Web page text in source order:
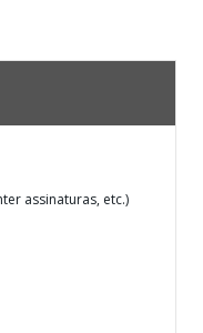
assinaturas, etc.)